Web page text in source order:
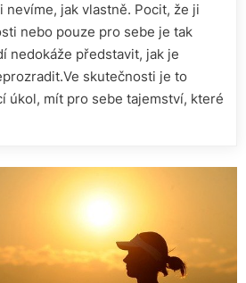
nevíme, jak vlastně. Pocit, že ji
nebo pouze pro sebe je tak
nedokáže představit, jak je
skutečnosti je to
úkol, mít pro sebe tajemství, které